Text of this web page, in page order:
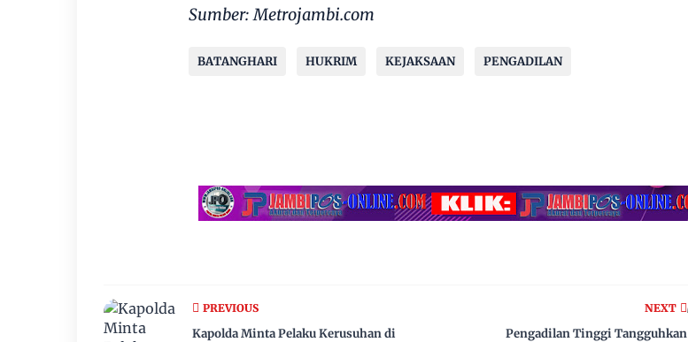
Sumber: Metrojambi.com
BATANGHARI HUKRIM KEJAKSAAN PENGADILAN
NEXT
Pengadilan Tinggi Tangguhkan
PREVIOUS
Kapolda Minta Pelaku Kerusuhan di